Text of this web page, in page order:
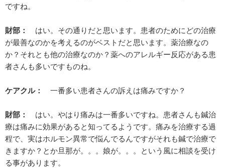
ですね。
財部：
はい。その通りだと思います。患者のためにどの治療
が最善なのかを考えるのがベストだと思います。薬治療なの
か？それとも他の治療なのか？薬へのアレルギー反応がある患
者さんも多いですものね。
ケアクル： 一番多い患者さんの訴えは痛みですか？
財部：
はい。やはり痛みは一番多いですね。患者さんも鍼治
療は痛みに効果があると知ってるようです。痛みを治療する過
程で、実はホルモン異常で悩んでるんですがそれも鍼で治療で
きますか？とか旦那が。。。娘が。。。という風に相談を受け
る事があります。